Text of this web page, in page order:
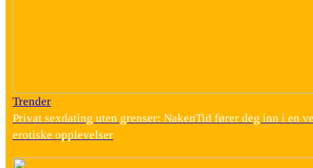
Trender
Privat sexdating uten grenser: NakenTid fører deg inn i en
erotiske opplevelser